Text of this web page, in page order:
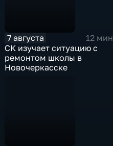
7 августа
12 мин
СК изучает ситуацию с
ремонтом школы в
Новочеркасске